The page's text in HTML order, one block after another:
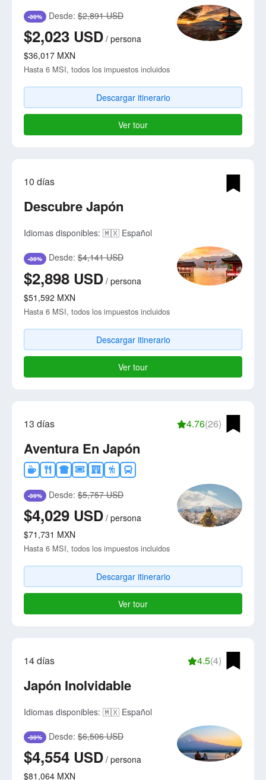
-30% Desde: $2,891 USD
$2,023 USD / persona
$36,017 MXN
Hasta 6 MSI, todos los impuestos incluidos
Descargar itinerario
Ver tour
10 días
Descubre Japón
Idiomas disponibles: 🇲🇽 Español
-30% Desde: $4,141 USD
$2,898 USD / persona
$51,592 MXN
Hasta 6 MSI, todos los impuestos incluidos
Descargar itinerario
Ver tour
13 días 4.76(26)
Aventura En Japón
-30% Desde: $5,757 USD
$4,029 USD / persona
$71,731 MXN
Hasta 6 MSI, todos los impuestos incluidos
Descargar itinerario
Ver tour
14 días 4.5(4)
Japón Inolvidable
Idiomas disponibles: 🇲🇽 Español
-30% Desde: $6,506 USD
$4,554 USD / persona
$81,064 MXN